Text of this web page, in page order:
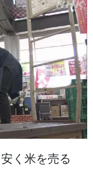
安 く 米を売る